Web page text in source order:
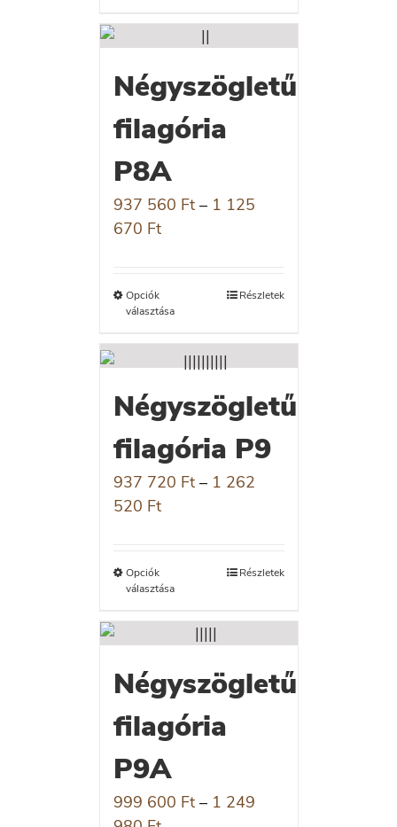
Négyszögletű
filagória
P8A
937 560 Ft– 1 125
670 Ft
Opciók
választása
Részletek
Négyszögletű
filagória P9
937 720 Ft– 1 262
520 Ft
Opciók
választása
Részletek
Négyszögletű
filagória
P9A
999 600 Ft– 1 249